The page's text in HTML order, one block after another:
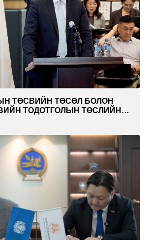
ТӨСВИЙН ТӨСӨЛ БОЛОН
ТОДОТГОЛЫН ТӨСЛИЙН
ХЭЛЭЛЦҮҮЛЭГ БОЛЛОО